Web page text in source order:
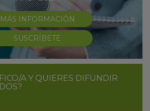
MÁS INFORMACIÓN
SUSCRÍBETE
A Y QUIERES DIFUNDIR